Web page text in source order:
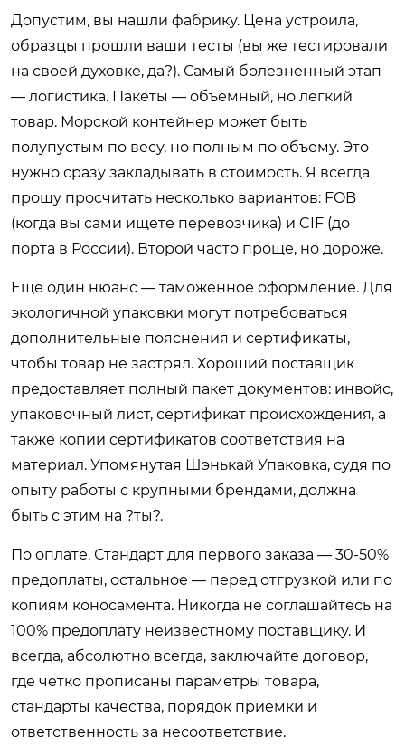
Допустим, вы нашли фабрику. Цена устроила,
образцы прошли ваши тесты (вы же тестировали
на своей духовке, да?). Самый болезненный этап
— логистика. Пакеты — объемный, но легкий
товар. Морской контейнер может быть
полупустым по весу, но полным по объему. Это
нужно сразу закладывать в стоимость. Я всегда
прошу просчитать несколько вариантов: FOB
(когда вы сами ищете перевозчика) и CIF (до
порта в России). Второй часто проще, но дороже.
Еще один нюанс — таможенное оформление. Для
экологичной упаковки могут потребоваться
дополнительные пояснения и сертификаты,
чтобы товар не застрял. Хороший поставщик
предоставляет полный пакет документов: инвойс,
упаковочный лист, сертификат происхождения, а
также копии сертификатов соответствия на
материал. Упомянутая Шэнькай Упаковка, судя по
опыту работы с крупными брендами, должна
быть с этим на ?ты?.
По оплате. Стандарт для первого заказа — 30-50%
предоплаты, остальное — перед отгрузкой или по
копиям коносамента. Никогда не соглашайтесь на
100% предоплату неизвестному поставщику. И
всегда, абсолютно всегда, заключайте договор,
где четко прописаны параметры товара,
стандарты качества, порядок приемки и
ответственность за несоответствие.